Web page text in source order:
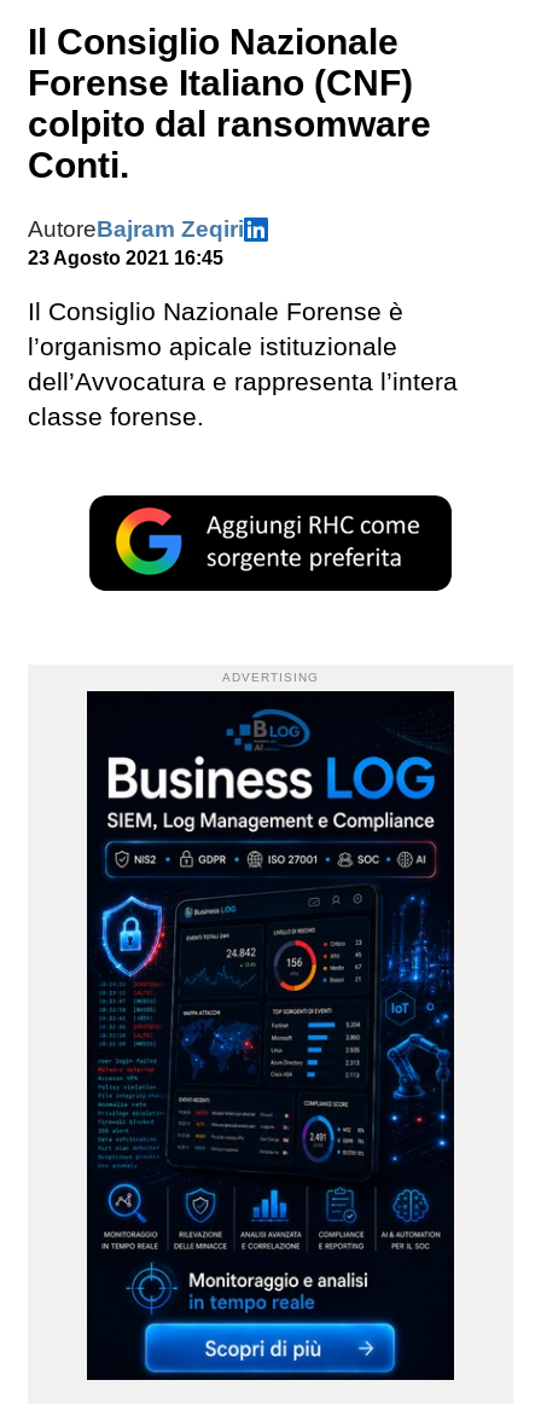
Il Consiglio Nazionale
Forense Italiano (CNF)
colpito dal ransomware
Conti.
AutoreBajram Zeqiri
23 Agosto 2021 16:45
Il Consiglio Nazionale Forense è
l’organismo apicale istituzionale
dell’Avvocatura e rappresenta l’intera
classe forense.
ADVERTISING